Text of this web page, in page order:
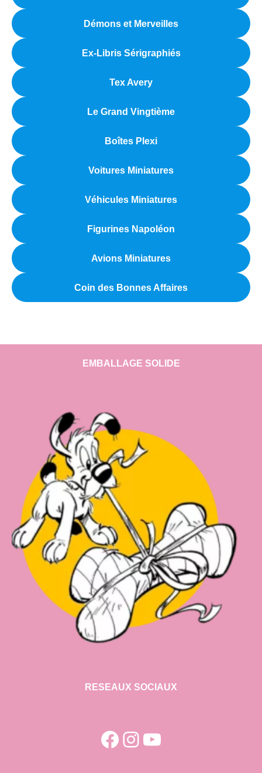
Démons et Merveilles
Ex-Libris Sérigraphiés
Tex Avery
Le Grand Vingtième
Boîtes Plexi
Voitures Miniatures
Véhicules Miniatures
Figurines Napoléon
Avions Miniatures
Coin des Bonnes Affaires
EMBALLAGE SOLIDE
RESEAUX SOCIAUX
Facebook
Instagram
YouTube